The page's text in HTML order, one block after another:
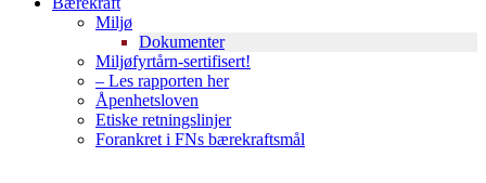
Miljø
Dokumenter
Miljøfyrtårn-sertifisert!
– Les rapporten her
Åpenhetsloven
Etiske retningslinjer
Forankret i FNs bærekraftsmål